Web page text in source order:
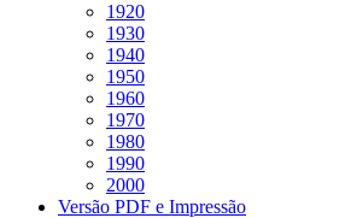
1920
1930
1940
1950
1960
1970
1980
1990
2000
Versão PDF e Impressão